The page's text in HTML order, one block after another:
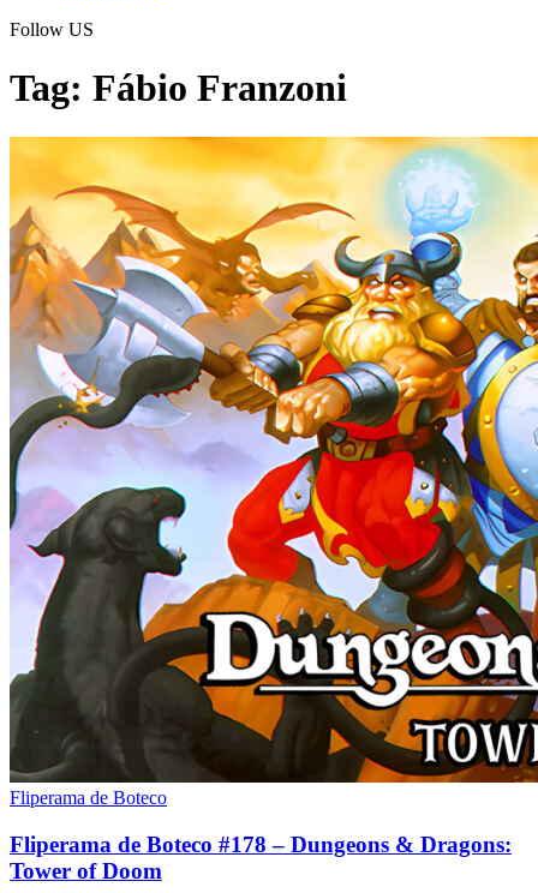
Follow US
Tag: Fábio Franzoni
Fliperama de Boteco
Fliperama de Boteco #178 – Dungeons & Dragons:
Tower of Doom